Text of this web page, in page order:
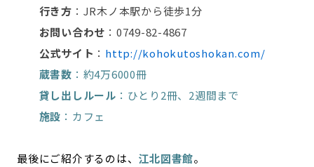
行き方 ：JR木ノ本駅から徒歩1分
お問い合わせ ：0749-82-4867
公式サイト ： http://kohokutoshokan.com/
蔵書数 ：約4万6000冊
貸し出しルール ：ひとり2冊、2週間まで
施設 ：カフェ
最後にご紹介するのは、 江北図書館。